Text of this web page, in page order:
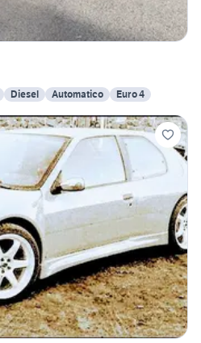
Diesel Automatico Euro 4